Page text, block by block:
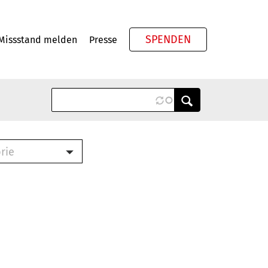
melden Presse SPENDEN